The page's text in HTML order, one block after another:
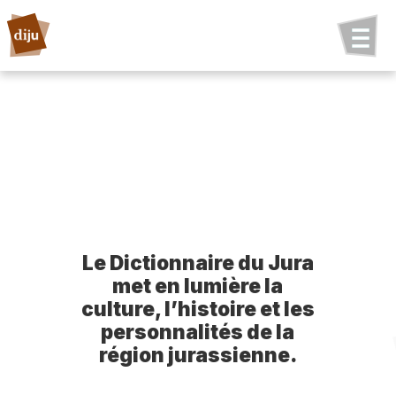
Le Dictionnaire du Jura
met en lumière la
culture, l’histoire et les
personnalités de la
région jurassienne.